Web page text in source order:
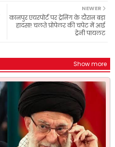
NEWER
कानपुर एयरपोर्ट पर ट्रेनिंग के दौरान बड़ा
हादसा! चलते प्रोपेलर की चपेट में आई
ट्रेनी पायलट
Show more